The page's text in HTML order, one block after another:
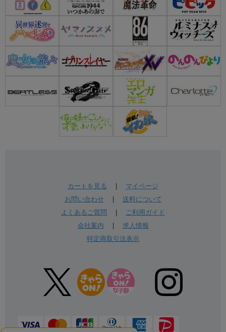
カートを見る
マイページ
お問い合わせ| 送料について
よくあるご質問
ご利用ガイド
会社案内
求人情報
特定商取引法表示